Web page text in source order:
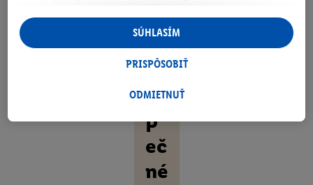
né
.
B
ez
p
eč
né
personalizovanú reklamu v rámci služieb Lidl aj mimo nich. Ak
ste účastníkom programu Lidl Plus, na tieto účely sa spracúvajú
aj údaje z vášho nákupného správania v obchode.
následne si vytvoríte účet Lidl Plus alebo sa prihlásite do svojho
tiež vytvoriť špeciálny online identifikátor z e-mailovej adresy,
ktorú tam uvediete, aby sme vás mohli rozpoznať v službách
prevádzkovaných tretími stranami a zobrazovať vám
personalizovanú reklamu. Na tento účel môže byť vaša
ODMIETNUŤ
PRISPÔSOBIŤ
SÚHLASÍM